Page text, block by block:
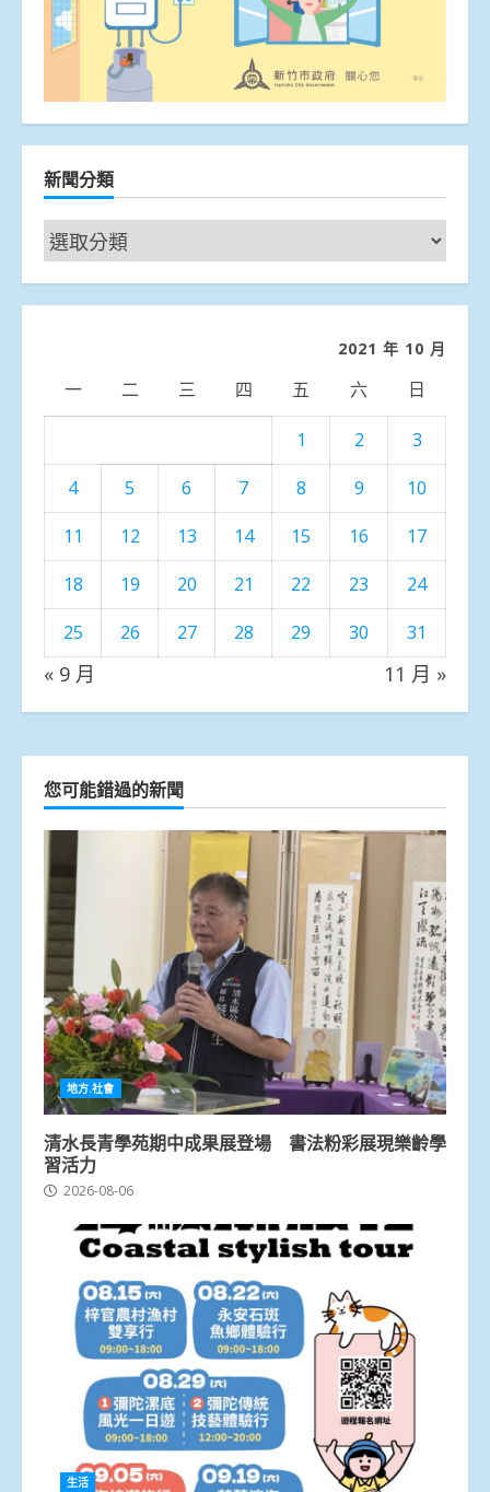
新聞分類
新
聞
分
2021 年 10 月
一 二 三 四 五 六 日
1 2
3
4
5 6 7 8 9
10
11
12 13 14 15 16
17
18
19 20 21 22 23
24
25
26 27 28 29 30 31
« 9 月 11 月 »
您可能錯過的新聞
地方.社會
清水長青學苑期中成果展登場 書法粉彩展現樂齡學
習活力
2026-08-06
生活